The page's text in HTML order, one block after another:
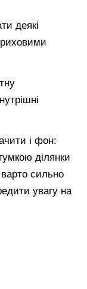
деякі
і фон:
ділянки
сильно
увагу на